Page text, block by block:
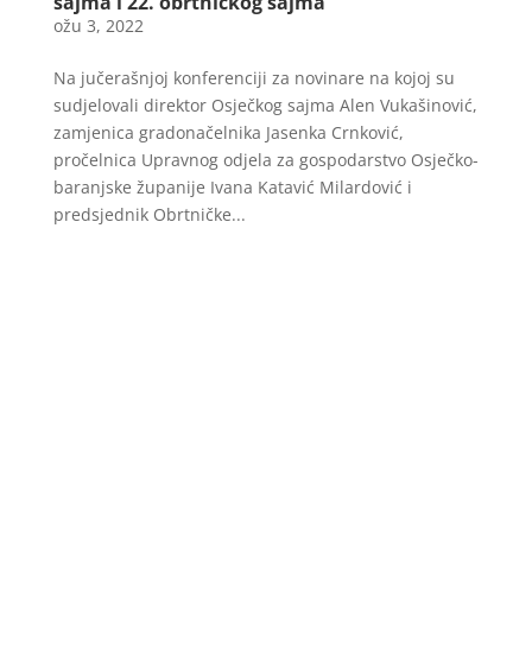
ožu 3, 2022
Na jučerašnjoj konferenciji za novinare na kojoj su
sudjelovali direktor Osječkog sajma Alen Vukašinović,
zamjenica gradonačelnika Jasenka Crnković,
pročelnica Upravnog odjela za gospodarstvo Osječko-
baranjske županije Ivana Katavić Milardović i
predsjednik Obrtničke...